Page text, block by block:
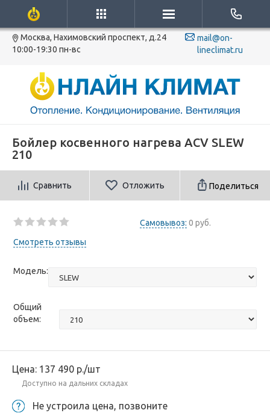
Москва, Нахимовский проспект, д.24
10:00-19:30 пн-вс
mail@on-
lineclimat.ru
Бойлер косвенного нагрева ACV SLEW
210
Сравнить Отложить Поделиться
Самовывоз: 0 руб.
Смотреть отзывы
Модель:
Общий
объем:
Цена: 137 490 р./шт
Доступно на дальних складах
Не устроила цена, позвоните